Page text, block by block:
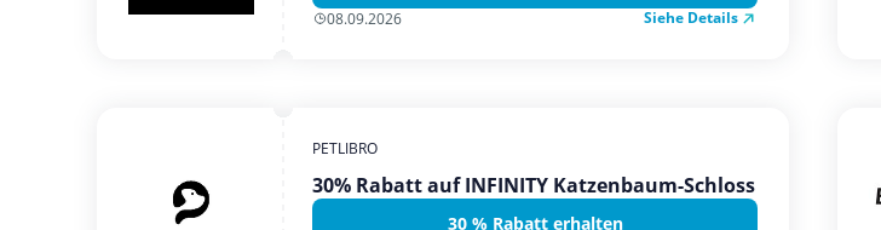
08.09.2026 Siehe Details
PETLIBRO
30% Rabatt auf INFINITY Katzenbaum-Schloss
30 % Rabatt erhalten